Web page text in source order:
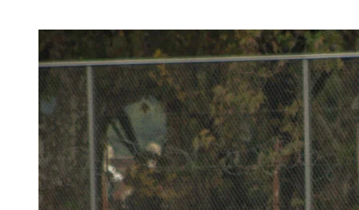
HOCKEY
SOBRE
CÉSPED
MASCULINO
–
PRIMERA
“B”
–
FECHA